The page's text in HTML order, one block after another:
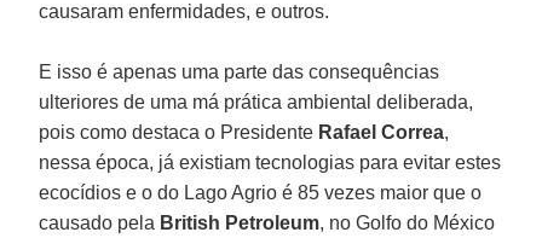
causaram enfermidades, e outros.
E isso é apenas uma parte das consequências
ulteriores de uma má prática ambiental deliberada,
pois como destaca o Presidente Rafael Correa,
nessa época, já existiam tecnologias para evitar estes
ecocídios e o do Lago Agrio é 85 vezes maior que o
causado pela British Petroleum, no Golfo do México